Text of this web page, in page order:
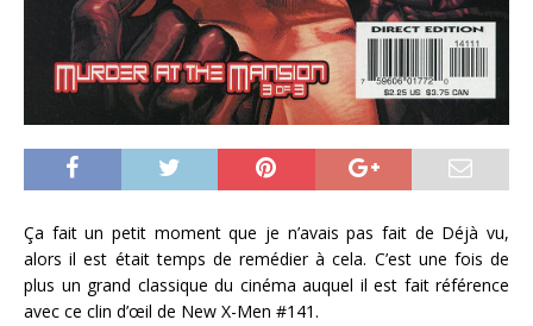
Ça fait un petit moment que je n’avais pas fait de Déjà vu,
alors il est était temps de remédier à cela. C’est une fois de
plus un grand classique du cinéma auquel il est fait référence
avec ce clin d’œil de New X-Men #141.